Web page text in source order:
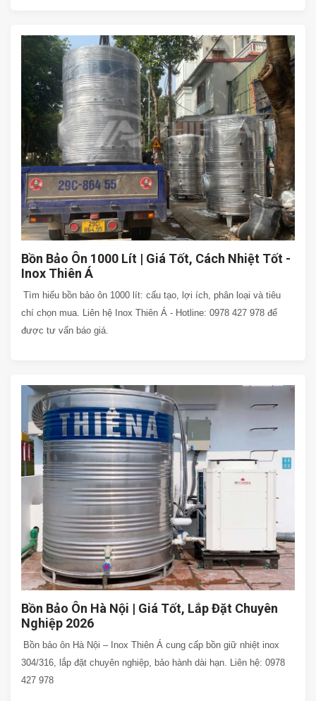
Bồn Bảo Ôn 1000 Lít | Giá Tốt, Cách Nhiệt Tốt -
Inox Thiên Á
Tìm hiểu bồn bảo ôn 1000 lít: cấu tạo, lợi ích, phân loại và tiêu
chí chọn mua. Liên hệ Inox Thiên Á - Hotline: 0978 427 978 để
được tư vấn báo giá.
Bồn Bảo Ôn Hà Nội | Giá Tốt, Lắp Đặt Chuyên
Nghiệp 2026
Bồn bảo ôn Hà Nội – Inox Thiên Á cung cấp bồn giữ nhiệt inox
304/316, lắp đặt chuyên nghiệp, bảo hành dài hạn. Liên hệ: 0978
427 978